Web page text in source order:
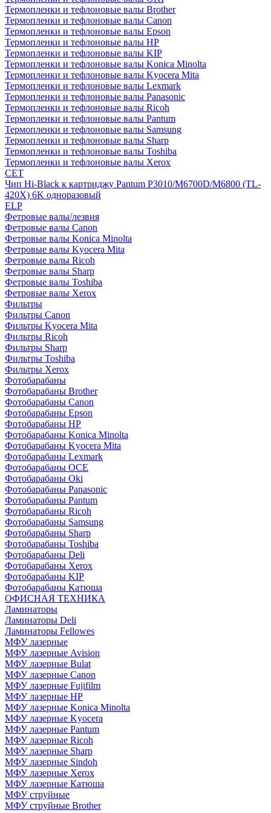
Термопленки и тефлоновые валы Brother
Термопленки и тефлоновые валы Canon
Термопленки и тефлоновые валы Epson
Термопленки и тефлоновые валы HP
Термопленки и тефлоновые валы KIP
Термопленки и тефлоновые валы Konica Minolta
Термопленки и тефлоновые валы Kyocera Mita
Термопленки и тефлоновые валы Lexmark
Термопленки и тефлоновые валы Panasonic
Термопленки и тефлоновые валы Ricoh
Термопленки и тефлоновые валы Pantum
Термопленки и тефлоновые валы Samsung
Термопленки и тефлоновые валы Sharp
Термопленки и тефлоновые валы Toshiba
Термопленки и тефлоновые валы Xerox
CET
Чип Hi-Black к картриджу Pantum P3010/M6700D/M6800 (TL-
420X) 6K одноразовый
ELP
Фетровые валы/лезвия
Фетровые валы Canon
Фетровые валы Konica Minolta
Фетровые валы Kyocera Mita
Фетровые валы Ricoh
Фетровые валы Sharp
Фетровые валы Toshiba
Фетровые валы Xerox
Фильтры
Фильтры Canon
Фильтры Kyocera Mita
Фильтры Ricoh
Фильтры Sharp
Фильтры Toshiba
Фильтры Xerox
Фотобарабаны
Фотобарабаны Brother
Фотобарабаны Canon
Фотобарабаны Epson
Фотобарабаны HP
Фотобарабаны Konica Minolta
Фотобарабаны Kyocera Mita
Фотобарабаны Lexmark
Фотобарабаны OCE
Фотобарабаны Oki
Фотобарабаны Panasonic
Фотобарабаны Pantum
Фотобарабаны Ricoh
Фотобарабаны Samsung
Фотобарабаны Sharp
Фотобарабаны Toshiba
Фотобарабаны Deli
Фотобарабаны Xerox
Фотобарабаны KIP
Фотобарабаны Катюша
ОФИСНАЯ ТЕХНИКА
Ламинаторы
Ламинаторы Deli
Ламинаторы Fellowes
МФУ лазерные
МФУ лазерные Avision
МФУ лазерные Bulat
МФУ лазерные Canon
МФУ лазерные Fujifilm
МФУ лазерные HP
МФУ лазерные Konica Minolta
МФУ лазерные Kyocera
МФУ лазерные Pantum
МФУ лазерные Ricoh
МФУ лазерные Sharp
МФУ лазерные Sindoh
МФУ лазерные Xerox
МФУ лазерные Катюша
МФУ струйные
МФУ струйные Brother